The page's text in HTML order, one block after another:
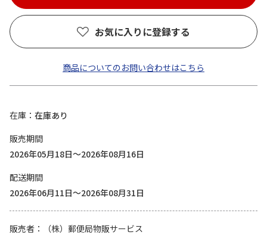
お気に入りに登録する
商品についてのお問い合わせはこちら
在庫
在庫あり
販売期間
2026年05月18日～2026年08月16日
配送期間
2026年06月11日～2026年08月31日
販売者
（株）郵便局物販サービス